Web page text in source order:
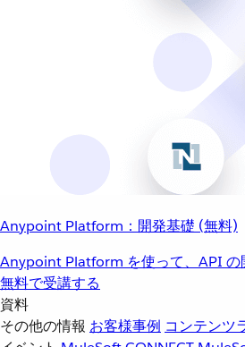
Anypoint Platform：開発基礎 (無料)
Anypoint Platform を使って、API の
無料で受講する
資料
その他の情報 お客様事例 コンテンツ